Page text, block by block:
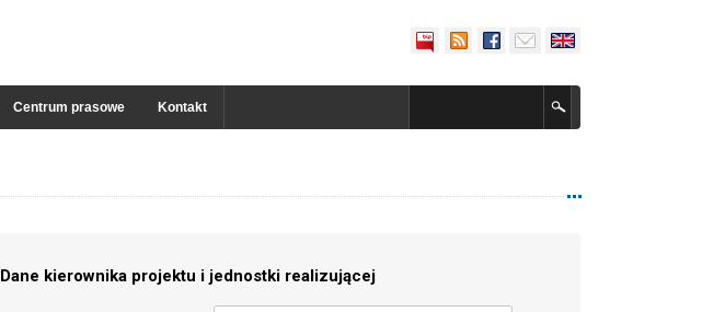
Centrum prasowe Kontakt
Dane kierownika projektu i jednostki realizującej